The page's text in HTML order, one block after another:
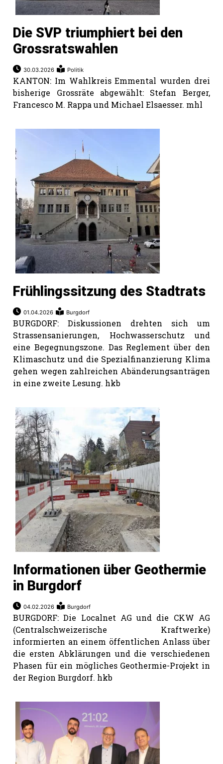
Die SVP triumphiert bei den
Grossratswahlen
30.03.2026 Politik
KANTON: Im Wahlkreis Emmental wurden drei
bisherige Grossräte abgewählt: Stefan Berger,
Francesco M. Rappa und Michael Elsaesser. mhl
Frühlingssitzung des Stadtrats
01.04.2026 Burgdorf
BURGDORF: Diskussionen drehten sich um
Strassensanierungen, Hochwasserschutz und
eine Begegnungszone. Das Reglement über den
Klimaschutz und die Spezialfinanzierung Klima
gehen wegen zahlreichen Abänderungsanträgen
in eine zweite Lesung. hkb
Informationen über Geothermie
in Burgdorf
04.02.2026 Burgdorf
BURGDORF: Die Localnet AG und die CKW AG
(Centralschweizerische Kraftwerke)
informierten an einem öffentlichen Anlass über
die ersten Abklärungen und die verschiedenen
Phasen für ein mögliches Geothermie-Projekt in
der Region Burgdorf. hkb